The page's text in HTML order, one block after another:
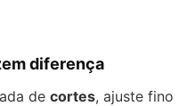
diferença
de cortes, ajuste fino